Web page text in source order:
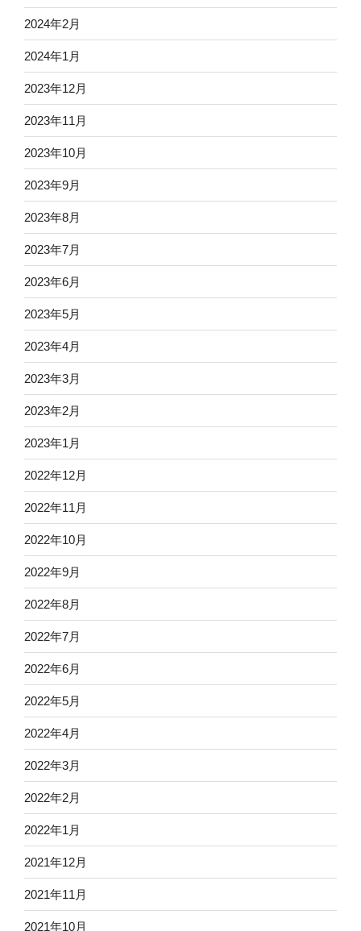
2024年2月
2024年1月
2023年12月
2023年11月
2023年10月
2023年9月
2023年8月
2023年7月
2023年6月
2023年5月
2023年4月
2023年3月
2023年2月
2023年1月
2022年12月
2022年11月
2022年10月
2022年9月
2022年8月
2022年7月
2022年6月
2022年5月
2022年4月
2022年3月
2022年2月
2022年1月
2021年12月
2021年11月
2021年10月